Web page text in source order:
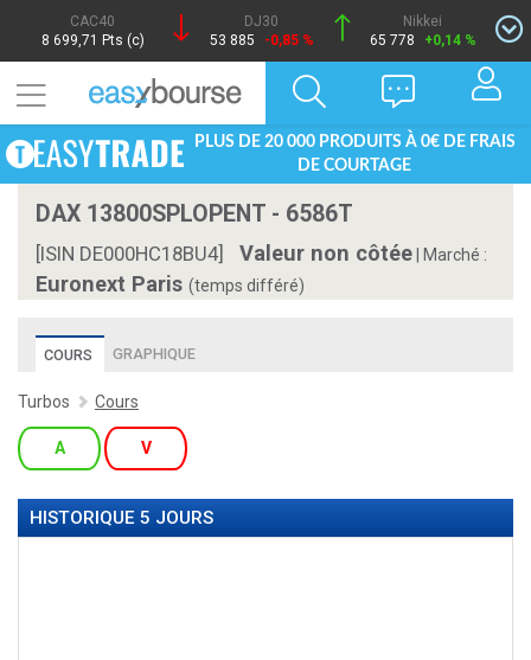
CAC40
8 699,71 Pts (c)
DJ30
53 885
-0,85 %
Nikkei
65 778
+0,14 %
PLUS DE 20 000 PRODUITS À 0€ DE FRAIS
DE COURTAGE
DAX 13800SPLOPENT - 6586T
[ISIN DE000HC18BU4] Valeur non côtée Marché :
Euronext Paris (temps différé)
COURS GRAPHIQUE
Turbos Cours
A V
HISTORIQUE 5 JOURS